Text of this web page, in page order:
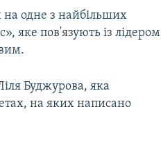
на одне з найбільших
яке пов'язують із лідером
Буджурова, яка
на яких написано